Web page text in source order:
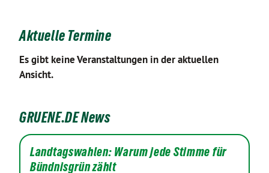
Aktuelle Termine
Es gibt keine Veranstaltungen in der aktuellen
Ansicht.
GRUENE.DE News
Landtagswahlen: Warum jede Stimme für
Bündnisgrün zählt